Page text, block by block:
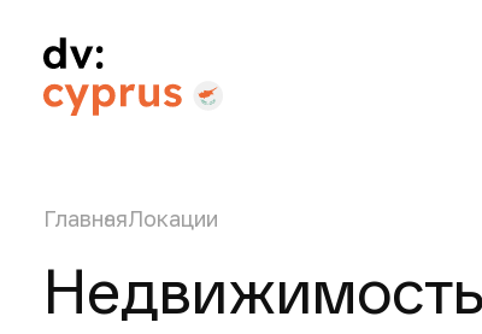
ГлавнаяЛокации